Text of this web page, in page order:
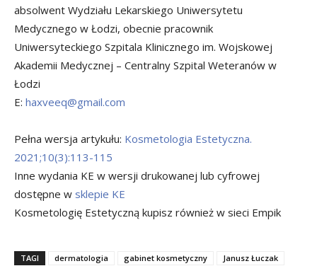
absolwent Wydziału Lekarskiego Uniwersytetu
Medycznego w Łodzi, obecnie pracownik
Uniwersyteckiego Szpitala Klinicznego im. Wojskowej
Akademii Medycznej – Centralny Szpital Weteranów w
Łodzi
E: haxveeq@gmail.com
Pełna wersja artykułu: Kosmetologia Estetyczna.
2021;10(3):113-115
Inne wydania KE w wersji drukowanej lub cyfrowej
dostępne w sklepie KE
Kosmetologię Estetyczną kupisz również w sieci Empik
TAGI dermatologia gabinet kosmetyczny
Janusz Łuczak